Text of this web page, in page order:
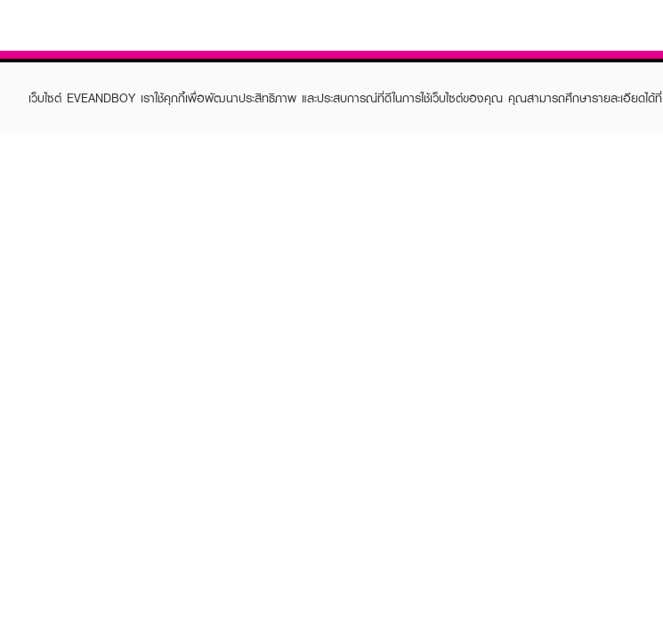
เว็บไซต์ EVEANDBOY เราใช้คุกกี้เพื่อพัฒนาประสิทธิภาพ และประสบการณ์ที่ดีในการใช้เว็บไซต์ของคุณ คุณสามารถศึกษารายละเอียดได้ที่